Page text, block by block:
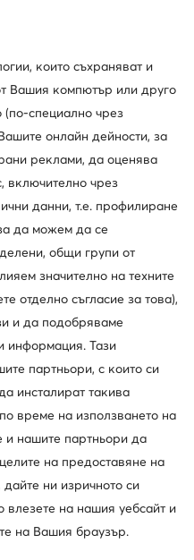
на западния бряг на
е изненада, че Beverly
фокусирани
които са толкова
райони в сърцето
които съхраняват и
Вашия компютър или друго
(по-специално чрез
онлайн дейности, за
реклами, да оценява
включително чрез
данни, т.е. профилиране
да можем да се
общи групи от
значително на техните
отделно съгласие за това),
и да подобряваме
информация. Тази
партньори, с които си
инсталират такива
време на използването на
и нашите партньори да
на предоставяне на
ни изричното си
влезете на нашия уебсайт и
на Вашия браузър.